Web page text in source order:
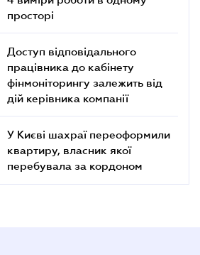
просторі
Доступ відповідального
працівника до кабінету
фінмоніторингу залежить від
дій керівника компанії
У Києві шахраї переоформили
квартиру, власник якої
перебувала за кордоном